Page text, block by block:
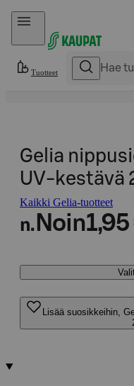
Hyppää sisältöön
Tuotteet
Gelia
UV-kestävä
Kaikki Gelia-tuotteet
n. Noin
Lisää suosikkeihin,